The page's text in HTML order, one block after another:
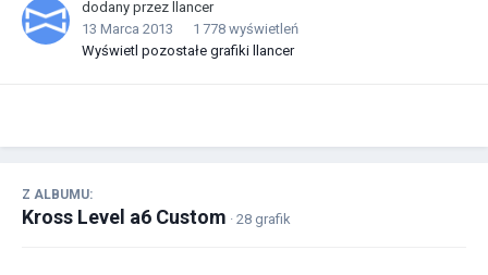
dodany przez
llancer
13 Marca 2013
1 778 wyświetleń
Wyświetl pozostałe grafiki llancer
Z ALBUMU:
Kross Level a6 Custom · 28 grafik